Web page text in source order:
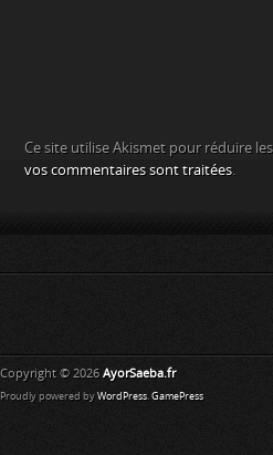
Ce site utilise Akismet pour réduire
vos commentaires sont traitées.
Copyright © 2026 AyorSaeba.fr
Proudly powered by WordPress. GamePress